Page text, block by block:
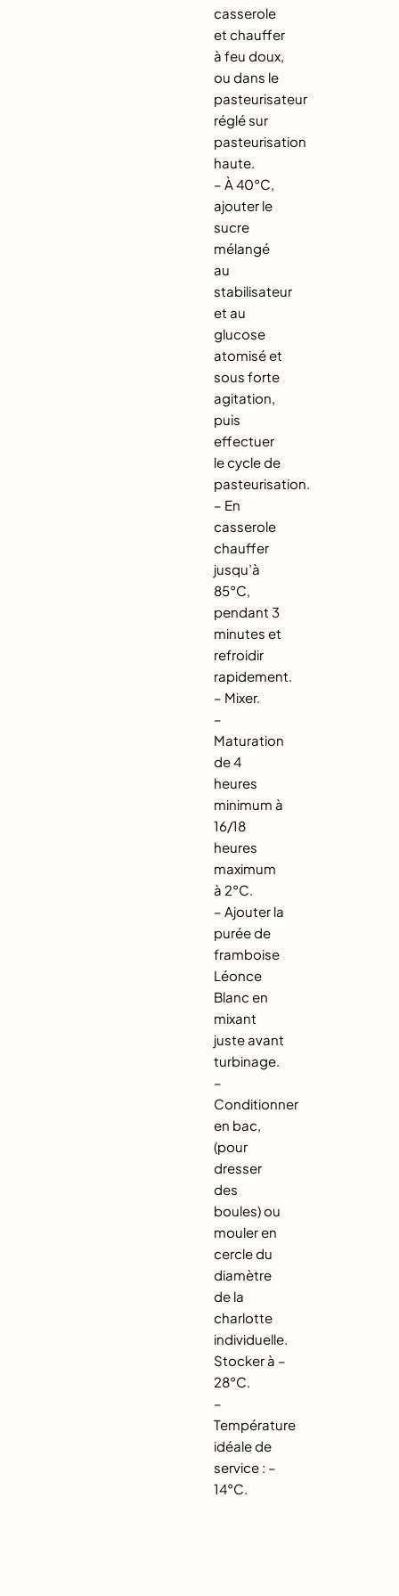
casserole
et chauffer
à feu doux,
ou dans le
pasteurisateur
réglé sur
pasteurisation
haute.
– À 40°C,
ajouter le
sucre
mélangé
au
stabilisateur
et au
glucose
atomisé et
sous forte
agitation,
puis
effectuer
le cycle de
pasteurisation.
– En
casserole
chauffer
jusqu’à
85°C,
pendant 3
minutes et
refroidir
rapidement.
– Mixer.
–
Maturation
de 4
heures
minimum à
16/18
heures
maximum
à 2°C.
– Ajouter la
purée de
framboise
Léonce
Blanc en
mixant
juste avant
turbinage.
–
Conditionner
en bac,
(pour
dresser
des
boules) ou
mouler en
cercle du
diamètre
de la
charlotte
individuelle.
Stocker à –
28°C.
–
Température
idéale de
service : –
14°C.